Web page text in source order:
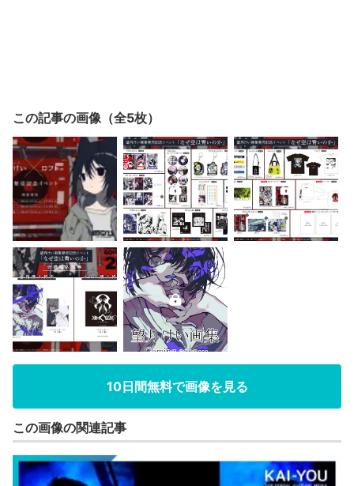
この記事の画像（全5枚）
10日間無料で画像を見る
この画像の関連記事